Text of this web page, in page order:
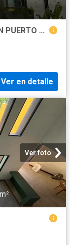
EXCLUSIVA CASA NUEVA EN VENTA EN PUERTO CANCUN
Ver en detalle
Ver foto